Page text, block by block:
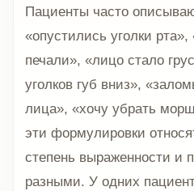
Пациенты часто
«опустились уголки
печали», «лицо стало
уголков губ вниз»,
лица», «хочу убрать
эти формулировки
степень выраженности и
разными. У одних